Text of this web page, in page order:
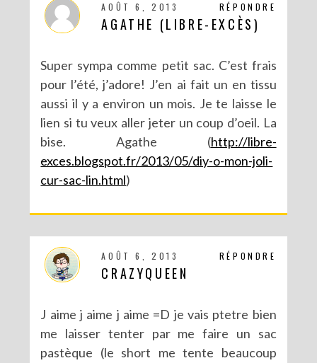
RÉPONDRE
AOÛT 6, 2013
AGATHE (LIBRE-EXCÈS)
Super sympa comme petit sac. C’est frais
pour l’été, j’adore! J’en ai fait un en tissu
aussi il y a environ un mois. Je te laisse le
lien si tu veux aller jeter un coup d’oeil. La
bise. Agathe (http://libre-
exces.blogspot.fr/2013/05/diy-o-mon-joli-
cur-sac-lin.html)
RÉPONDRE
AOÛT 6, 2013
CRAZYQUEEN
J aime j aime j aime =D je vais ptetre bien
me laisser tenter par me faire un sac
pastèque (le short me tente beaucoup